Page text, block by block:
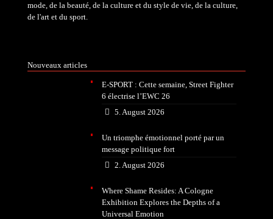
mode, de la beauté, de la culture et du style de vie, de la culture,
de l'art et du sport.
Nouveaux articles
E-SPORT : Cette semaine, Street Fighter
6 électrise l’EWC 26
5. August 2026
Un triomphe émotionnel porté par un
message politique fort
2. August 2026
Where Shame Resides: A Cologne
Exhibition Explores the Depths of a
Universal Emotion